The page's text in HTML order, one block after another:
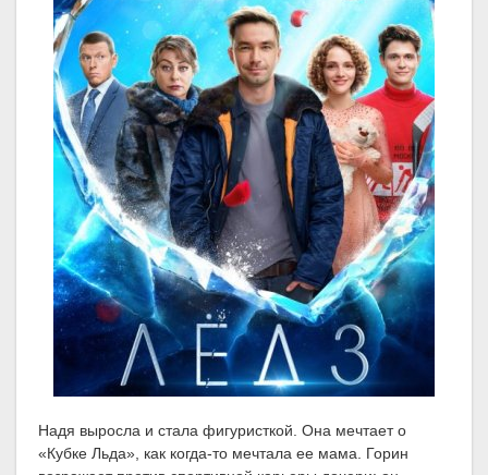
Надя выросла и стала фигуристкой. Она мечтает о
«Кубке Льда», как когда-то мечтала ее мама. Горин